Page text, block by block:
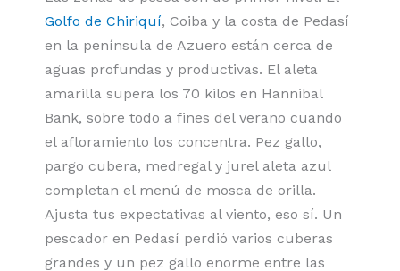
Golfo de Chiriquí, Coiba y la costa de Pedasí
en la península de Azuero están cerca de
aguas profundas y productivas. El aleta
amarilla supera los 70 kilos en Hannibal
Bank, sobre todo a fines del verano cuando
el afloramiento los concentra. Pez gallo,
pargo cubera, medregal y jurel aleta azul
completan el menú de mosca de orilla.
Ajusta tus expectativas al viento, eso sí. Un
pescador en Pedasí perdió varios cuberas
grandes y un pez gallo enorme entre las